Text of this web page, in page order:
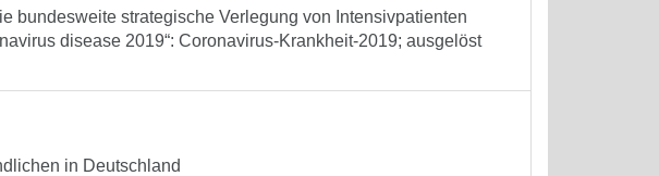
bundesweite strategische Verlegung von Intensivpatienten
disease 2019“: Coronavirus-Krankheit-2019; ausgelöst
in Deutschland